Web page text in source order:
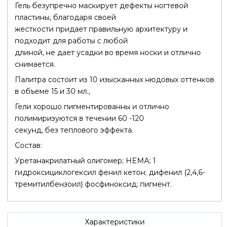
Гель безупречно маскирует дефекты ногтевой
пластины, благодаря своей
жесткости придает правильную архитектуру и
подходит для работы с любой
длиной, не дает усадки во время носки и отлично
снимается.
Палитра состоит из 10 изысканных нюдовых оттенков
в объеме 15 и 30 мл.,
Гели хорошо пигментированны и отлично
полимиризуются в течении 60 -120
секунд, без теплового эффекта.
Состав:
Уретанакрилатный олигомер; HEMA; 1
гидроксициклогексил фенил кетон; дифенил (2,4,6-
тремитилбензоил) фосфиноксид; пигмент.
Характеристики